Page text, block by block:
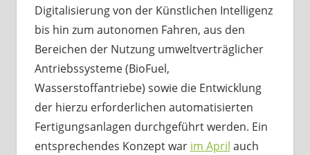
Digitalisierung von der Künstlichen Intelligenz
bis hin zum autonomen Fahren, aus den
Bereichen der Nutzung umweltverträglicher
Antriebssysteme (BioFuel,
Wasserstoffantriebe) sowie die Entwicklung
der hierzu erforderlichen automatisierten
Fertigungsanlagen durchgeführt werden. Ein
entsprechendes Konzept war im April auch